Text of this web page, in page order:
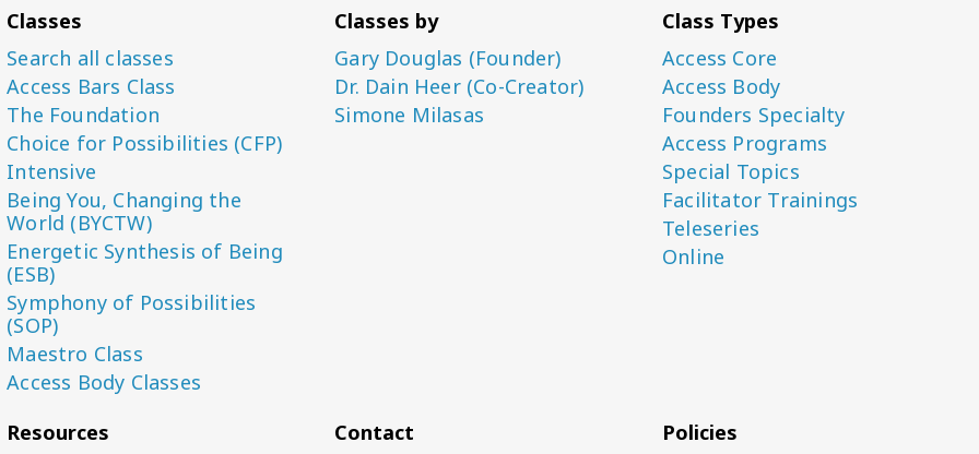
Classes
Search all classes
Access Bars Class
The Foundation
Choice for Possibilities (CFP)
Intensive
Being You, Changing the
World (BYCTW)
Energetic Synthesis of Being
(ESB)
Symphony of Possibilities
(SOP)
Maestro Class
Access Body Classes
Classes by
Gary Douglas (Founder)
Dr. Dain Heer (Co-Creator)
Simone Milasas
Class Types
Access Core
Access Body
Founders Specialty
Access Programs
Special Topics
Facilitator Trainings
Teleseries
Online
Resources
Contact
Policies